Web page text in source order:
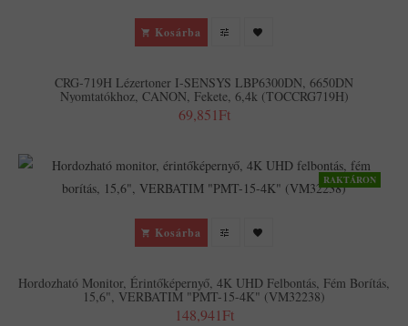
Kosárba
CRG-719H Lézertoner I-SENSYS LBP6300DN, 6650DN
Nyomtatókhoz, CANON, Fekete, 6,4k (TOCCRG719H)
69,851Ft
RAKTÁRON
Kosárba
Hordozható Monitor, Érintőképernyő, 4K UHD Felbontás, Fém Borítás,
15,6", VERBATIM "PMT-15-4K" (VM32238)
148,941Ft